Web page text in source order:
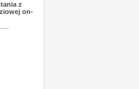
z
on-